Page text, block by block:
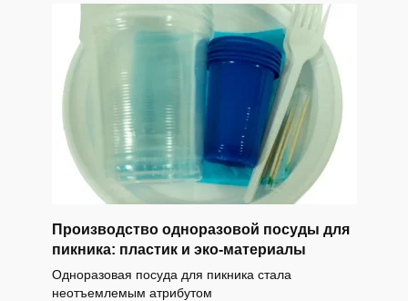
Производство одноразовой посуды для
пикника: пластик и эко-материалы
Одноразовая посуда для пикника стала
неотъемлемым атрибутом